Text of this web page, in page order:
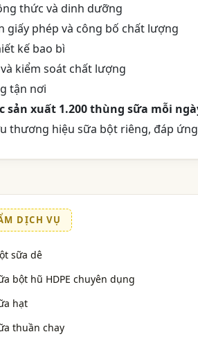
thức và dinh dưỡng
phép và công bố chất lượng
kế bao bì
kiểm soát chất lượng
tận nơi
sản xuất 1.200 thùng sữa mỗi
thương hiệu sữa bột riêng, đáp
DỊCH VỤ
sữa dê
bột hũ HDPE chuyên dụng
hạt
thuần chay